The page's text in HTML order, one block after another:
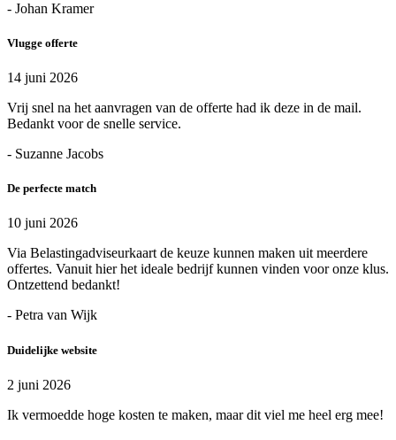
- Johan Kramer
Vlugge offerte
14 juni 2026
Vrij snel na het aanvragen van de offerte had ik deze in de mail.
Bedankt voor de snelle service.
- Suzanne Jacobs
De perfecte match
10 juni 2026
Via Belastingadviseurkaart de keuze kunnen maken uit meerdere
offertes. Vanuit hier het ideale bedrijf kunnen vinden voor onze klus.
Ontzettend bedankt!
- Petra van Wijk
Duidelijke website
2 juni 2026
Ik vermoedde hoge kosten te maken, maar dit viel me heel erg mee!